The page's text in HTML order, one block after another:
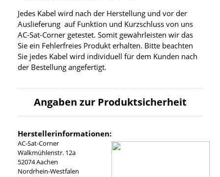
Jedes Kabel wird nach der Herstellung und vor der
Auslieferung auf Funktion und Kurzschluss von uns
AC-Sat-Corner getestet. Somit gewährleisten wir das
Sie ein Fehlerfreies Produkt erhalten. Bitte beachten
Sie jedes Kabel wird individuell für dem Kunden nach
der Bestellung angefertigt.
Angaben zur Produktsicherheit
Herstellerinformationen:
AC-Sat-Corner
Walkmühlenstr. 12a
52074 Aachen
Nordrhein-Westfalen